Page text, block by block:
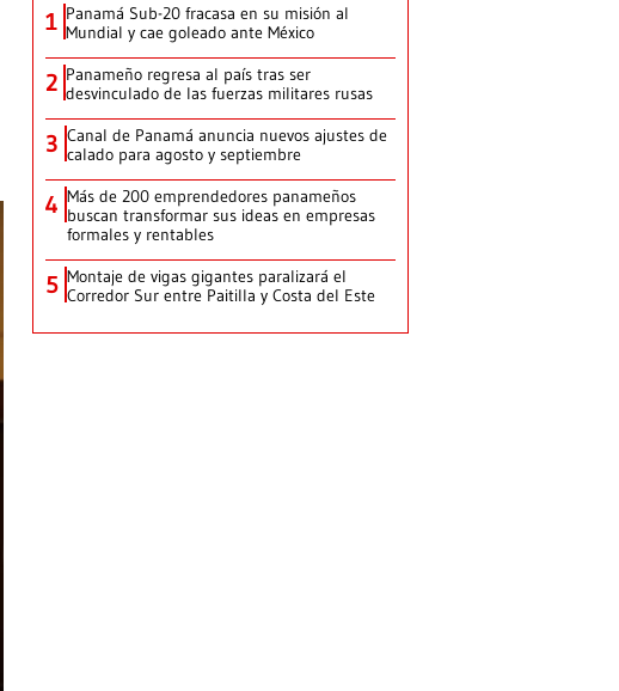
1 Panamá Sub-20 fracasa en su misión al
Mundial y cae goleado ante México
2 Panameño regresa al país tras ser
desvinculado de las fuerzas militares rusas
3 Canal de Panamá anuncia nuevos ajustes de
calado para agosto y septiembre
4 Más de 200 emprendedores panameños
buscan transformar sus ideas en empresas
formales y rentables
5 Montaje de vigas gigantes paralizará el
Corredor Sur entre Paitilla y Costa del Este